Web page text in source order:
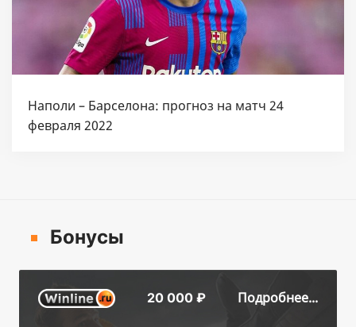
Наполи – Барселона: прогноз на матч 24
февраля 2022
Бонусы
20 000 ₽ Подробнее...